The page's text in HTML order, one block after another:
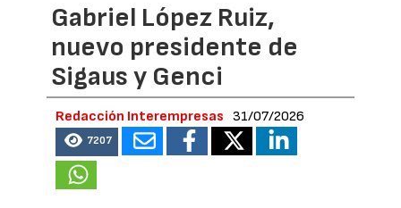
Gabriel López Ruiz,
nuevo presidente de
Sigaus y Genci
Redacción Interempresas 31/07/2026
7207